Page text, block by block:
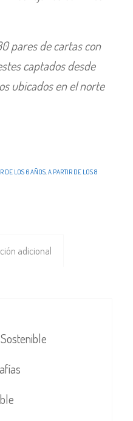
pares de cartas con
captados desde
ubicados en el norte
DE LOS 6 AÑOS,A PARTIR DE LOS 8
adicional